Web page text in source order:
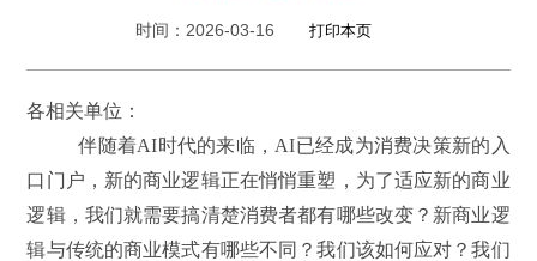
时间： 2026-03-16
各相关单位：
伴随着AI时代的来临，AI已经成为消费决策新的入
口门户，新的商业逻辑正在悄悄重塑，为了适应新的商业
逻辑，我们就需要搞清楚消费者都有哪些改变？新商业逻
辑与传统的商业模式有哪些不同？我们该如何应对？我们